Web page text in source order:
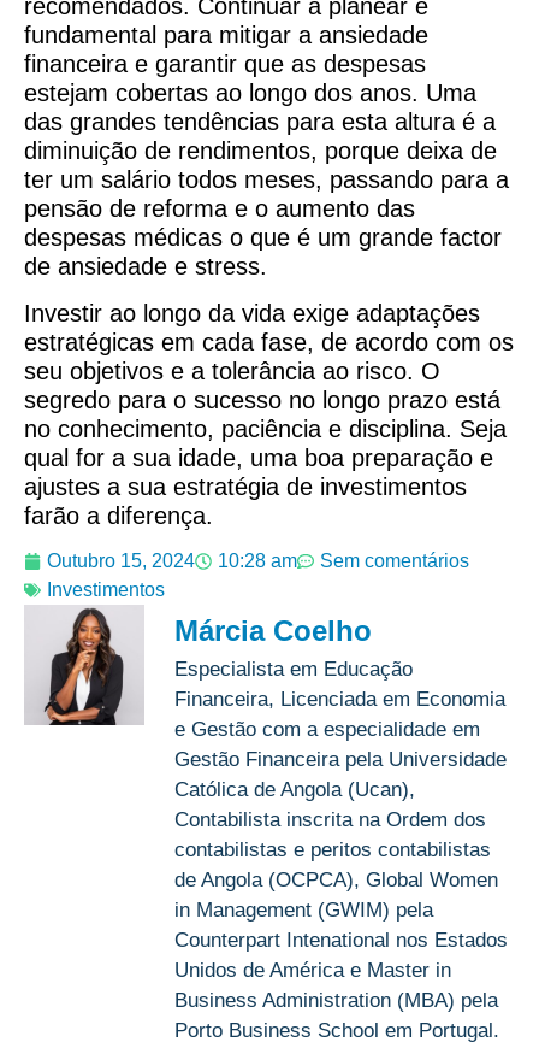
recomendados. Continuar a planear é
fundamental para mitigar a ansiedade
financeira e garantir que as despesas
estejam cobertas ao longo dos anos. Uma
das grandes tendências para esta altura é a
diminuição de rendimentos, porque deixa de
ter um salário todos meses, passando para a
pensão de reforma e o aumento das
despesas médicas o que é um grande factor
de ansiedade e stress.
Investir ao longo da vida exige adaptações
estratégicas em cada fase, de acordo com os
seu objetivos e a tolerância ao risco. O
segredo para o sucesso no longo prazo está
no conhecimento, paciência e disciplina. Seja
qual for a sua idade, uma boa preparação e
ajustes a sua estratégia de investimentos
farão a diferença.
Outubro 15, 2024 10:28 am
Sem comentários
Investimentos
Márcia Coelho
Especialista em Educação
Financeira, Licenciada em Economia
e Gestão com a especialidade em
Gestão Financeira pela Universidade
Católica de Angola (Ucan),
Contabilista inscrita na Ordem dos
contabilistas e peritos contabilistas
de Angola (OCPCA), Global Women
in Management (GWIM) pela
Counterpart Intenational nos Estados
Unidos de América e Master in
Business Administration (MBA) pela
Porto Business School em Portugal.